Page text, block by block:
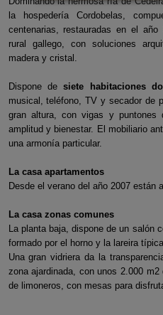
la hospedería Cordobelas,
centenarias, restauradas en el
rural gallego, con soluciones
madera y cristal.
Dispone desiete habitaciones
musical, teléfono, TV y secador de
gran altura, con vigas y puntones
amplitud y bienestar. El mobiliario
una armonía particular.
La casa apartamentos
Desde el verano del año 2007 están
La casa zonas comunes
La planta baja, dispone de un salón
formado por el horno y la lareira
Una gran vidriera da la
zona ajardinada, con unos 2.000
de limoneros, con mesas para